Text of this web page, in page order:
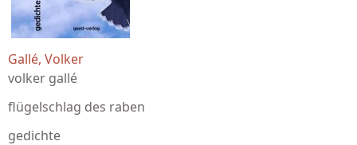
Gallé, Volker
volker gallé
flügelschlag des raben
gedichte